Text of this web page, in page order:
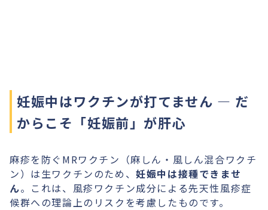
妊娠中はワクチンが打てません — だ
からこそ「妊娠前」が肝心
麻疹を防ぐMRワクチン（麻しん・風しん混合ワクチ
ン）は生ワクチンのため、妊娠中は接種できませ
ん。これは、風疹ワクチン成分による先天性風疹症
候群への理論上のリスクを考慮したものです。